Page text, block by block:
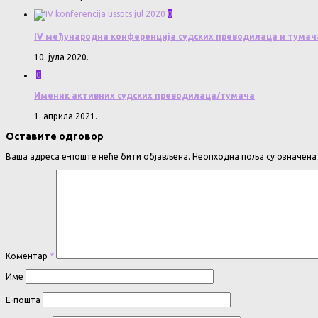
0
IV међународна конференција судских преводилаца и
10. јула 2020.
0
Именик активних судских преводилаца/тумача
1. априла 2021.
Оставите одговор
Ваша адреса е-поште неће бити објављена. Неопходна поља су означена
Коментар *
Име
Е-пошта